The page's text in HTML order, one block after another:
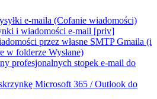
e-maila (Cofanie wiadomości)
i wiadomości e-mail [priv]
przez własne SMTP Gmaila (i
w folderze Wysłane)
profesjonalnych stopek e-mail do
Microsoft 365 / Outlook do